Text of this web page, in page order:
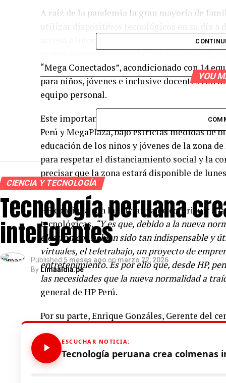
A raíz de la pandemia la gran mayoría de
acceso a internet para así seguir
centro comercial MegaPlaza
“Mega Conectados”, acondicionado con 14
para niños, jóvenes e inclusive docentes con
equipo personal.
Este importante espacio fue inaugurado el
Perú y MegaPlaza, bajo estrictas medidas de
educación de los niños y jóvenes de la zona
para respetar el distanciamiento social y la
precisar que la zona estará disponible de
PM.
HP continua con la iniciativa de contribuir a
tecnológicas,“Y es que, debido a la nueva
electrónicos habían sido tan indispensable y
virtuales, el teletrabajo, un proyecto de
entretenimiento. Es por ello que, desde HP,
las necesidades que la nueva normalidad a
general de HP Perú.
Por su parte, Enrique Gonzáles, Gerente del
el primer centro comercial que llegó a la
que antes solo estaban disponibles en otras
primer mall en Lima Norte que trae por
YOU
CIENCIA Y TECNOLOGÍA
Tecnología peruana
inteligentes
Published 5 meses ago on marzo 22, 2026
By Limaaldia.pe
ESCUCHAR NOTICIA:
Tecnología peruana crea colmenas